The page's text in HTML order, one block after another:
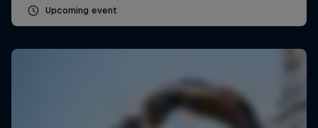
Upcoming event